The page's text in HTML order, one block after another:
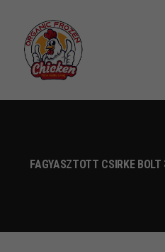
FAGYASZTOTT CSIRKE BOLT